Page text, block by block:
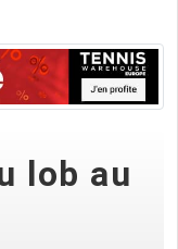
lob au